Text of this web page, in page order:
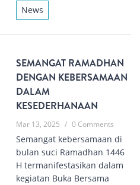
News
SEMANGAT RAMADHAN
DENGAN KEBERSAMAAN
DALAM
KESEDERHANAAN
Mar 13, 2025 / 0 Comments
Semangat kebersamaan di
bulan suci Ramadhan 1446
H termanifestasikan dalam
kegiatan Buka Bersama